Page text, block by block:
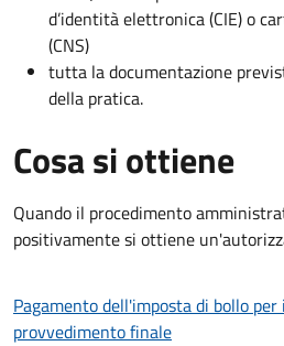
d’identità elettronica (CIE) o
(CNS)
tutta la documentazione
della pratica.
Cosa si ottiene
Quando il procedimento
positivamente si ottiene
Pagamento dell'imposta di bollo
provvedimento finale